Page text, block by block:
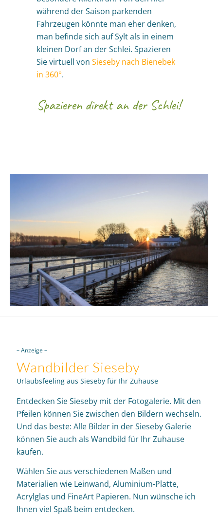
während der Saison parkenden
Fahrzeugen könnte man eher denken,
man befinde sich auf Sylt als in einem
kleinen Dorf an der Schlei. Spazieren
Sie virtuell von Sieseby nach Bienebek
in 360°.
Spazieren direkt an der Schlei!
– Anzeige –
Wandbilder Sieseby
Urlaubsfeeling aus Sieseby für Ihr Zuhause
Entdecken Sie Sieseby mit der Fotogalerie. Mit den
Pfeilen können Sie zwischen den Bildern wechseln.
Und das beste: Alle Bilder in der Sieseby Galerie
können Sie auch als Wandbild für Ihr Zuhause
kaufen.
Wählen Sie aus verschiedenen Maßen und
Materialien wie Leinwand, Aluminium-Platte,
Acrylglas und FineArt Papieren. Nun wünsche ich
Ihnen viel Spaß beim entdecken.